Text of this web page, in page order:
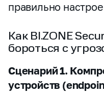
правильно
Как BI.ZONE
бороться с
Сценарий 1.
устройств